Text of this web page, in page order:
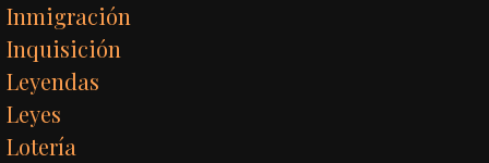
Inmigración
Inquisición
Leyendas
Leyes
Lotería